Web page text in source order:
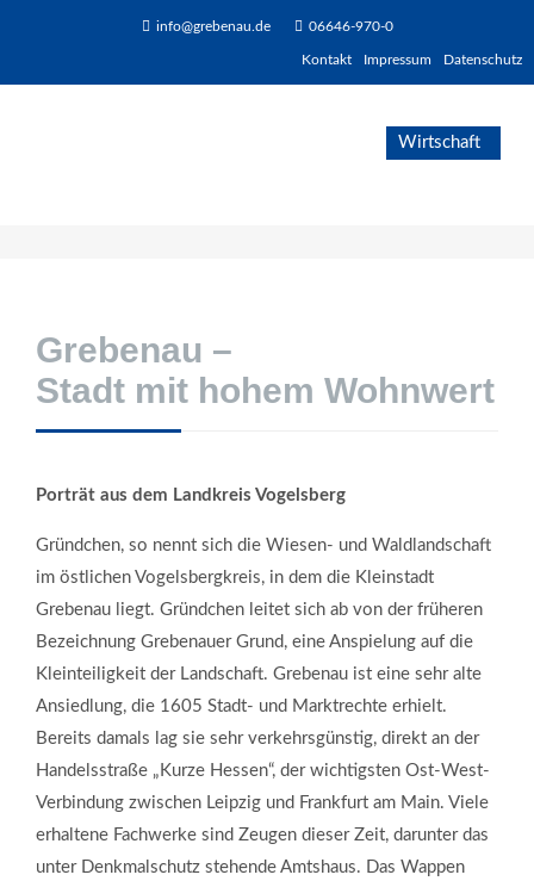
info@grebenau.de 06646-970-0
Kontakt Impressum Datenschutz
Grebenau –
Stadt mit hohem Wohnwert
Porträt aus dem Landkreis Vogelsberg
Gründchen, so nennt sich die Wiesen- und Waldlandschaft
im östlichen Vogelsbergkreis, in dem die Kleinstadt
Grebenau liegt. Gründchen leitet sich ab von der früheren
Bezeichnung Grebenauer Grund, eine Anspielung auf die
Kleinteiligkeit der Landschaft. Grebenau ist eine sehr alte
Ansiedlung, die 1605 Stadt- und Marktrechte erhielt.
Bereits damals lag sie sehr verkehrsgünstig, direkt an der
Handelsstraße „Kurze Hessen“, der wichtigsten Ost-West-
Verbindung zwischen Leipzig und Frankfurt am Main. Viele
erhaltene Fachwerke sind Zeugen dieser Zeit, darunter das
unter Denkmalschutz stehende Amtshaus. Das Wappen